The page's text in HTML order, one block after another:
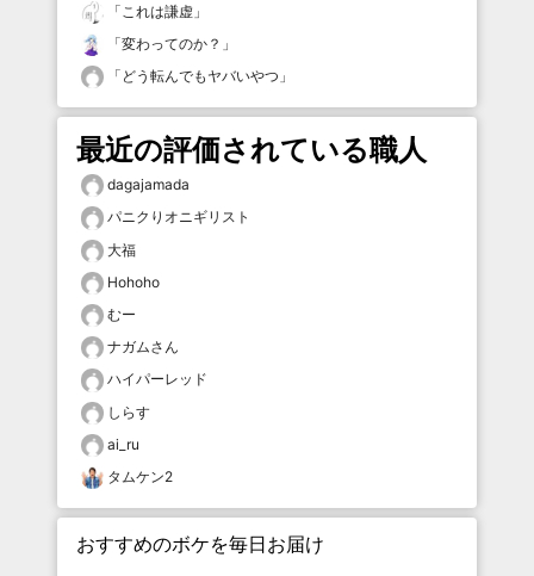
「 これは謙虚 」
「変わってのか？ 」
「 どう転んでもヤバいやつ 」
最近の評価されている職人
dagajamada
パニクりオニギリスト
大福
Hohoho
むー
ナガムさん
ハイパーレッド
しらす
ai_ru
タムケン2
おすすめのボケを毎日お届け